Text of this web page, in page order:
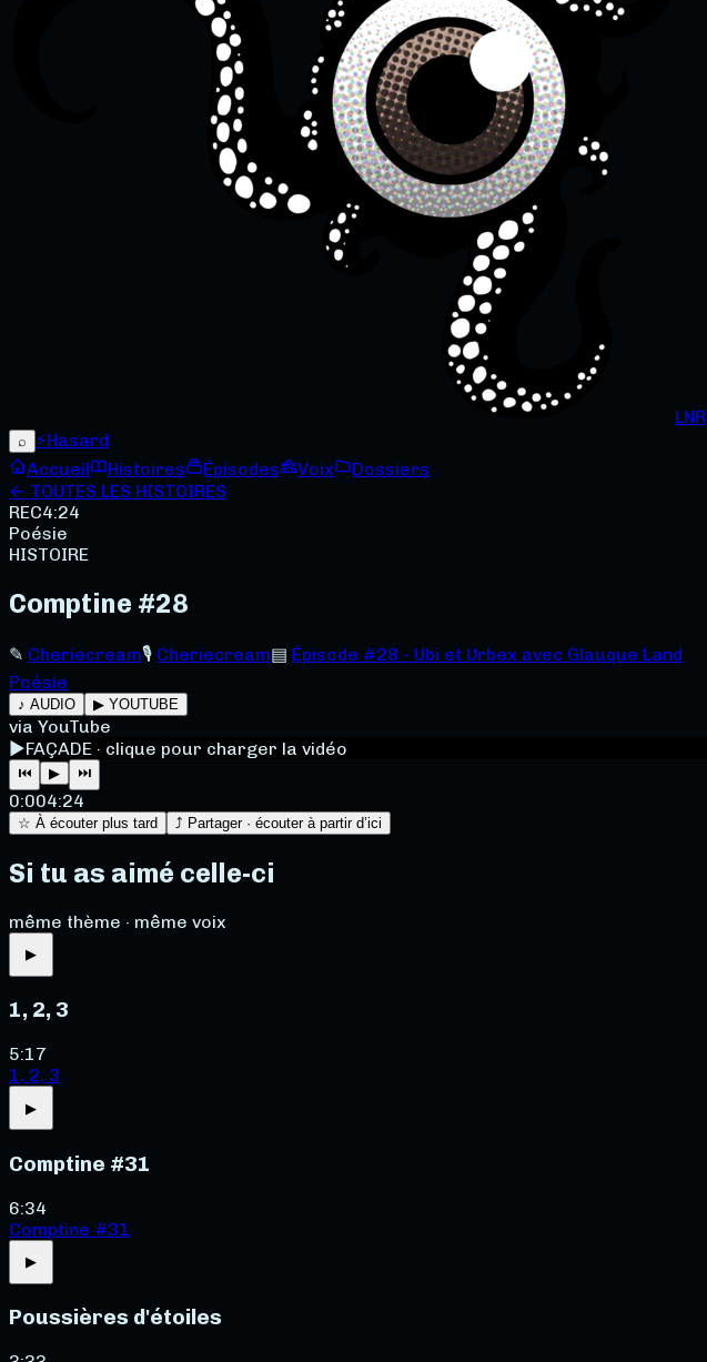
LNR
⌕ ⚡Hasard
Accueil
Histoires Épisodes Voix
Dossiers
← TOUTES LES HISTOIRES
REC4:24
Poésie
HISTOIRE
Comptine #28
✎ Cheriecream🎙 Cheriecream▤ Épisode #28 - Ubi et Urbex avec Glauque Land
Poésie
♪ AUDIO ▶ YOUTUBE
via YouTube
▶FAÇADE · clique pour charger la vidéo
⏮ ▶ ⏭
0:004:24
☆ À écouter plus tard ⤴ Partager · écouter à partir d’ici
Si tu as aimé celle-ci
même thème · même voix
▶
1, 2, 3
5:17
1, 2, 3
▶
Comptine #31
6:34
Comptine #31
▶
Poussières d'étoiles